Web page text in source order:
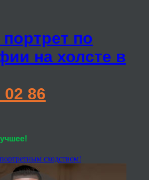
портрет по
на холсте в
02 86
сходством!